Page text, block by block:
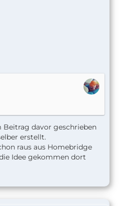
davor geschrieben
erstellt.
raus aus Homebridge
Idee gekommen dort